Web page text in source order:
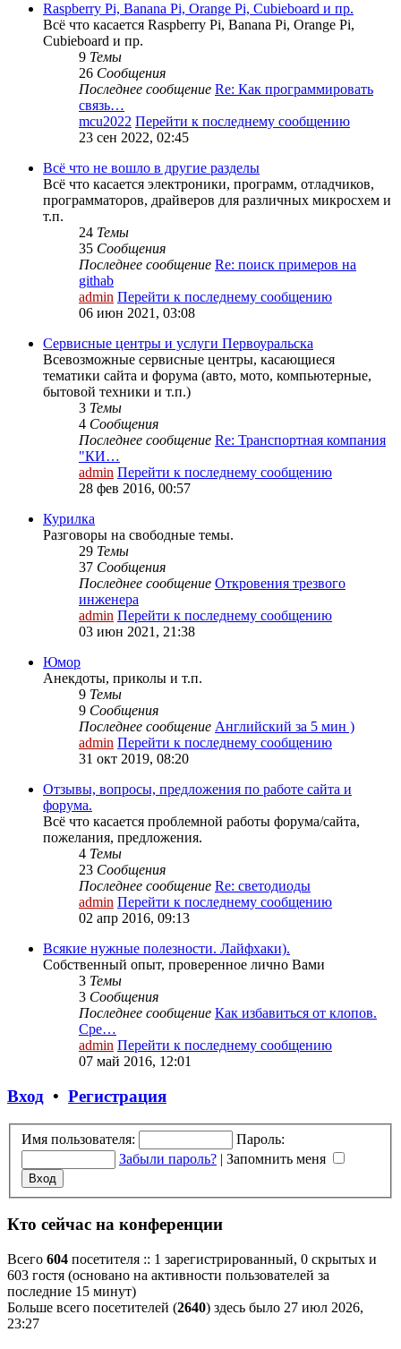
Raspberry Pi, Banana Pi, Orange Pi, Cubieboard и пр.
Всё что касается Raspberry Pi, Banana Pi, Orange Pi,
Cubieboard и пр.
9 Темы
26 Сообщения
Последнее сообщение Re: Как программировать
связь…
mcu2022 Перейти к последнему сообщению
23 сен 2022, 02:45
Всё что не вошло в другие разделы
Всё что касается электроники, программ, отладчиков,
программаторов, драйверов для различных микросхем и
т.п.
24 Темы
35 Сообщения
Последнее сообщение Re: поиск примеров на
githab
admin Перейти к последнему сообщению
06 июн 2021, 03:08
Сервисные центры и услуги Первоуральска
Всевозможные сервисные центры, касающиеся
тематики сайта и форума (авто, мото, компьютерные,
бытовой техники и т.п.)
3 Темы
4 Сообщения
Последнее сообщение Re: Транспортная компания
"КИ…
admin Перейти к последнему сообщению
28 фев 2016, 00:57
Курилка
Разговоры на свободные темы.
29 Темы
37 Сообщения
Последнее сообщение Откровения трезвого
инженера
admin Перейти к последнему сообщению
03 июн 2021, 21:38
Юмор
Анекдоты, приколы и т.п.
9 Темы
9 Сообщения
Последнее сообщение Английский за 5 мин )
admin Перейти к последнему сообщению
31 окт 2019, 08:20
Отзывы, вопросы, предложения по работе сайта и
форума.
Всё что касается проблемной работы форума/сайта,
пожелания, предложения.
4 Темы
23 Сообщения
Последнее сообщение Re: светодиоды
admin Перейти к последнему сообщению
02 апр 2016, 09:13
Всякие нужные полезности. Лайфхаки).
Собственный опыт, проверенное лично Вами
3 Темы
3 Сообщения
Последнее сообщение Как избавиться от клопов.
Сре…
admin Перейти к последнему сообщению
07 май 2016, 12:01
Вход • Регистрация
Имя пользователя:
Пароль:
Забыли пароль? | Запомнить меня
Кто сейчас на конференции
Всего 604 посетителя :: 1 зарегистрированный, 0 скрытых и
603 гостя (основано на активности пользователей за
последние 15 минут)
Больше всего посетителей (2640) здесь было 27 июл 2026,
23:27